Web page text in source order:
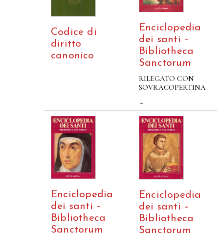
Codice di
diritto
canonico
Enciclopedia
dei santi –
Bibliotheca
Sanctorum
RILEGATO CON
SOVRACOPERTINA
–
Enciclopedia
dei santi –
Bibliotheca
Sanctorum
Enciclopedia
dei santi –
Bibliotheca
Sanctorum